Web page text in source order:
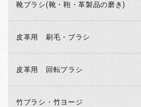
靴ブラシ(靴・鞄・革製品の磨き)
皮革用 刷毛・ブラシ
皮革用 回転ブラシ
竹ブラシ・竹ヨージ